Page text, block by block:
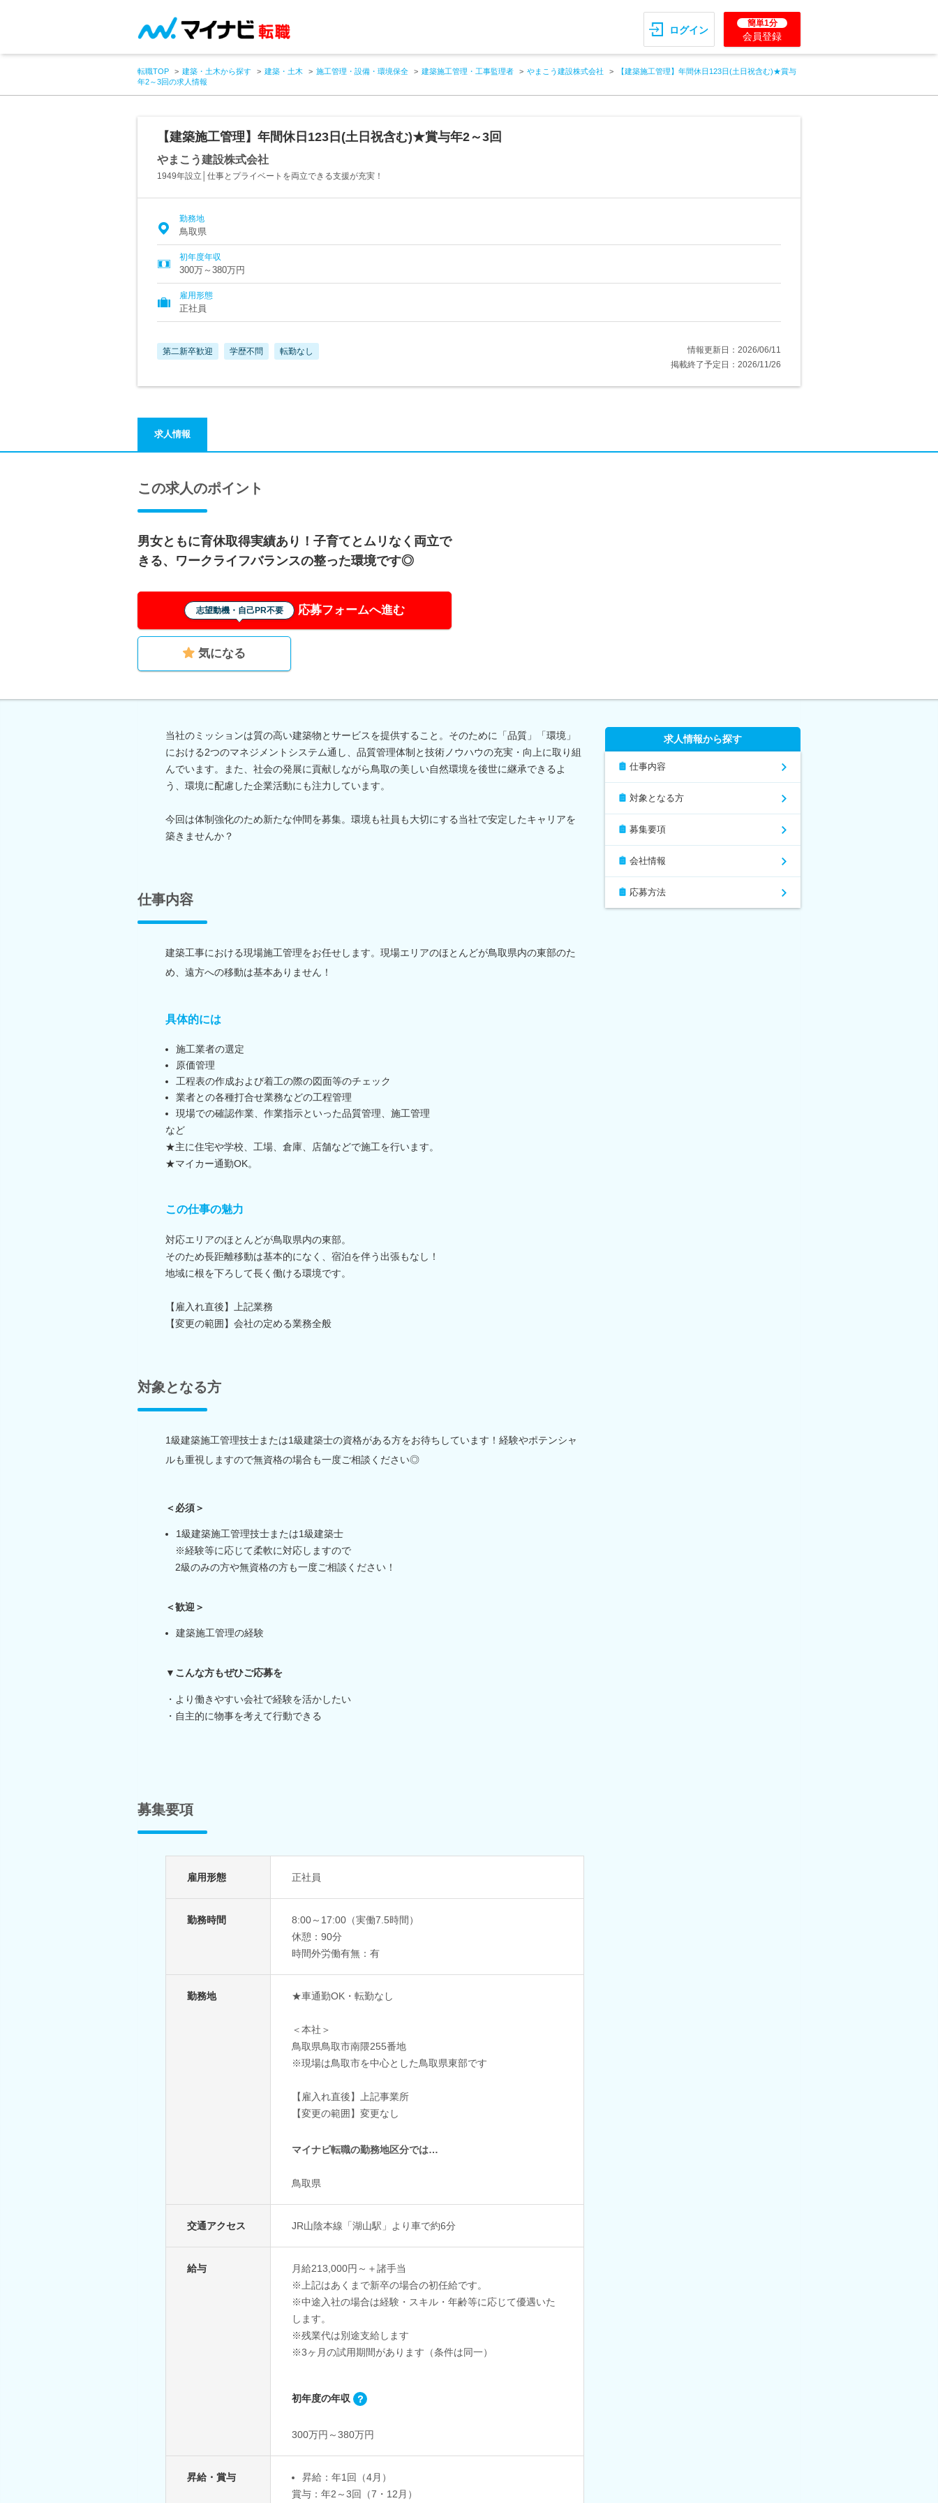
ログイン
簡単1分
会員登録
転職TOP 建築・土木から探す 建築・土木 施工管理・設備・環境保全 建築施工管理・工事監理者 やまこう建設株式会社
【建築施工管理】年間休日123日(土日祝含む)★賞与
年2～3回の求人情報
【建築施工管理】年間休日123日(土日祝含む)★賞与年2～3回
やまこう建設株式会社
1949年設立│仕事とプライベートを両立できる支援が充実！
勤務地
鳥取県
初年度年収
300万～380万円
雇用形態
正社員
第二新卒歓迎 学歴不問 転勤なし
情報更新日：2026/06/11
掲載終了予定日：2026/11/26
求人情報
この求人のポイント
男女ともに育休取得実績あり！子育てとムリなく両立で
きる、ワークライフバランスの整った環境です◎
志望動機・自己PR不要 応募フォームへ進む
気になる
当社のミッションは質の高い建築物とサービスを提供すること。そのために「品質」「環境」
における2つのマネジメントシステム通し、品質管理体制と技術ノウハウの充実・向上に取り組
んでいます。また、社会の発展に貢献しながら鳥取の美しい自然環境を後世に継承できるよ
う、環境に配慮した企業活動にも注力しています。
今回は体制強化のため新たな仲間を募集。環境も社員も大切にする当社で安定したキャリアを
築きませんか？
仕事内容
建築工事における現場施工管理をお任せします。現場エリアのほとんどが鳥取県内の東部のた
め、遠方への移動は基本ありません！
具体的には
施工業者の選定
原価管理
工程表の作成および着工の際の図面等のチェック
業者との各種打合せ業務などの工程管理
現場での確認作業、作業指示といった品質管理、施工管理
など
★主に住宅や学校、工場、倉庫、店舗などで施工を行います。
★マイカー通勤OK。
この仕事の魅力
対応エリアのほとんどが鳥取県内の東部。
そのため長距離移動は基本的になく、宿泊を伴う出張もなし！
地域に根を下ろして長く働ける環境です。
【雇入れ直後】上記業務
【変更の範囲】会社の定める業務全般
対象となる方
1級建築施工管理技士または1級建築士の資格がある方をお待ちしています！経験やポテンシャ
ルも重視しますので無資格の場合も一度ご相談ください◎
＜必須＞
1級建築施工管理技士または1級建築士
※経験等に応じて柔軟に対応しますので
2級のみの方や無資格の方も一度ご相談ください！
＜歓迎＞
建築施工管理の経験
▼こんな方もぜひご応募を
・より働きやすい会社で経験を活かしたい
・自主的に物事を考えて行動できる
募集要項
雇用形態 正社員
勤務時間
8:00～17:00（実働7.5時間）
休憩：90分
時間外労働有無：有
勤務地 ★車通勤OK・転勤なし
＜本社＞
鳥取県鳥取市南隈255番地
※現場は鳥取市を中心とした鳥取県東部です
【雇入れ直後】上記事業所
【変更の範囲】変更なし
マイナビ転職の勤務地区分では…
鳥取県
交通アクセス JR山陰本線「湖山駅」より車で約6分
給与
月給213,000円～＋諸手当
※上記はあくまで新卒の場合の初任給です。
※中途入社の場合は経験・スキル・年齢等に応じて優遇いた
します。
※残業代は別途支給します
※3ヶ月の試用期間があります（条件は同一）
初年度の年収
300万円～380万円
昇給・賞与
昇給：年1回（4月）
賞与：年2～3回（7・12月）
求人情報から探す
仕事内容
対象となる方
募集要項
会社情報
応募方法